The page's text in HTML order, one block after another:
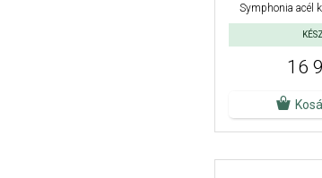
Symphonia acél
16